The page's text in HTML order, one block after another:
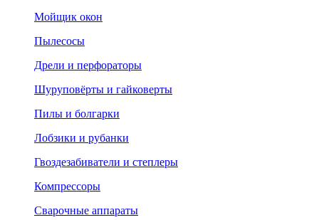
Мойщик окон
Пылесосы
Дрели и перфораторы
Шуруповёрты и гайковерты
Пилы и болгарки
Лобзики и рубанки
Гвоздезабиватели и степлеры
Компрессоры
Сварочные аппараты